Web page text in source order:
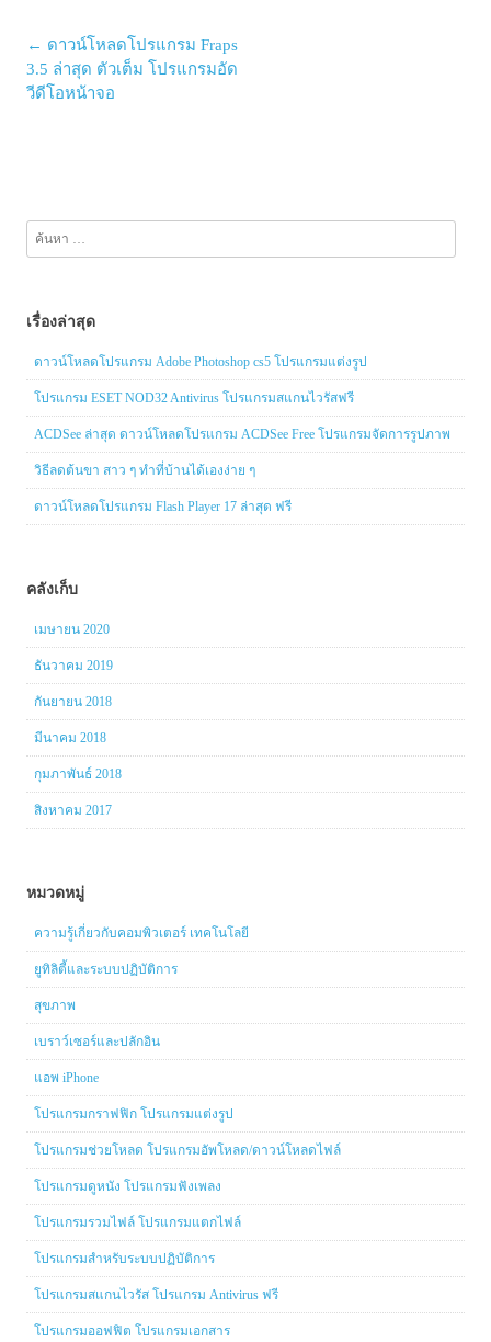
Post
navigation
← ดาวน์โหลดโปรแกรม Fraps
3.5 ล่าสุด ตัวเต็ม โปรแกรมอัด
วีดีโอหน้าจอ
สำหรับ:
เรื่องล่าสุด
ดาวน์โหลดโปรแกรม Adobe Photoshop cs5 โปรแกรมแต่งรูป
โปรแกรม ESET NOD32 Antivirus โปรแกรมสแกนไวรัสฟรี
ACDSee ล่าสุด ดาวน์โหลดโปรแกรม ACDSee Free โปรแกรมจัดการรูปภาพ
วิธีลดต้นขา สาว ๆ ทำที่บ้านได้เองง่าย ๆ
ดาวน์โหลดโปรแกรม Flash Player 17 ล่าสุด ฟรี
คลังเก็บ
เมษายน 2020
ธันวาคม 2019
กันยายน 2018
มีนาคม 2018
กุมภาพันธ์ 2018
สิงหาคม 2017
หมวดหมู่
ความรู้เกี่ยวกับคอมพิวเตอร์ เทคโนโลยี
ยูทิลิตี้และระบบปฏิบัติการ
สุขภาพ
เบราว์เซอร์และปลักอิน
แอพ iPhone
โปรแกรมกราฟฟิก โปรแกรมแต่งรูป
โปรแกรมช่วยโหลด โปรแกรมอัพโหลด/ดาวน์โหลดไฟล์
โปรแกรมดูหนัง โปรแกรมฟังเพลง
โปรแกรมรวมไฟล์ โปรแกรมแตกไฟล์
โปรแกรมสำหรับระบบปฏิบัติการ
โปรแกรมสแกนไวรัส โปรแกรม Antivirus ฟรี
โปรแกรมออฟฟิต โปรแกรมเอกสาร